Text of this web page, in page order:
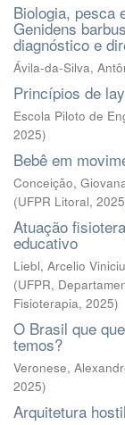
Biologia, pesca
Genidens
diagnóstico e
Ávila-da-Silva,
Princípios de
Escola Piloto de
2025)
Bebê em
Conceição,
(UFPR Litoral, 2025
Atuação
educativo
Liebl, Arcelio
(UFPR,
Fisioterapia, 2025)
O Brasil que
temos?
Veronese,
2025)
Arquitetura